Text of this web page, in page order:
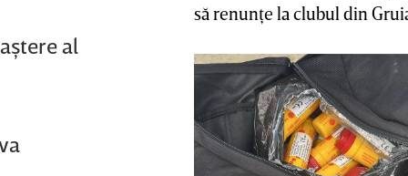
al
să renunţe la clubul din